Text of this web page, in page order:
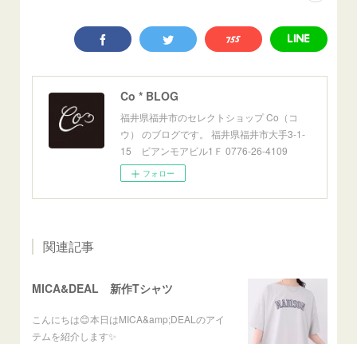
Co * BLOG
福井県福井市のセレクトショップ Co（コ
ウ） のブログです。 福井県福井市大手3-1-
15 ビアンモアビル1Ｆ 0776-26-4109
フォロー
関連記事
MICA&DEAL 新作Tシャツ
こんにちは😊本日はMICA&amp;DEALのアイ
テムを紹介します✨